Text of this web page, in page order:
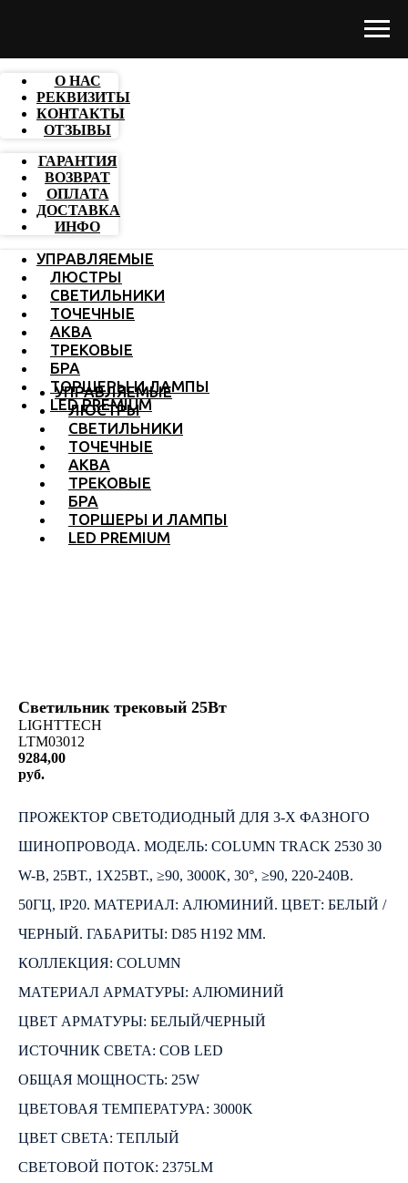
О НАС
РЕКВИЗИТЫ
КОНТАКТЫ
ОТЗЫВЫ
ГАРАНТИЯ
ВОЗВРАТ
ОПЛАТА
ДОСТАВКА
ИНФО
УПРАВЛЯЕМЫЕ
ЛЮСТРЫ
СВЕТИЛЬНИКИ
ТОЧЕЧНЫЕ
АКВА
ТРЕКОВЫЕ
БРА
ТОРШЕРЫ И ЛАМПЫ
LED PREMIUM
УПРАВЛЯЕМЫЕ
ЛЮСТРЫ
СВЕТИЛЬНИКИ
ТОЧЕЧНЫЕ
АКВА
ТРЕКОВЫЕ
БРА
ТОРШЕРЫ И ЛАМПЫ
LED PREMIUM
Светильник трековый 25Вт
LIGHTTECH
LTM03012
9284,00
руб.
ПРОЖЕКТОР СВЕТОДИОДНЫЙ ДЛЯ 3-Х ФАЗНОГО
ШИНОПРОВОДА. МОДЕЛЬ: COLUMN TRACK 2530 30
W-B, 25ВТ., 1Х25ВТ., ≥90, 3000K, 30°, ≥90, 220-240В.
50ГЦ, IP20. МАТЕРИАЛ: АЛЮМИНИЙ. ЦВЕТ: БЕЛЫЙ /
ЧЕРНЫЙ. ГАБАРИТЫ: D85 H192 ММ.
КОЛЛЕКЦИЯ: COLUMN
МАТЕРИАЛ АРМАТУРЫ: АЛЮМИНИЙ
ЦВЕТ АРМАТУРЫ: БЕЛЫЙ/ЧЕРНЫЙ
ИСТОЧНИК СВЕТА: COB LED
ОБЩАЯ МОЩНОСТЬ: 25W
ЦВЕТОВАЯ ТЕМПЕРАТУРА: 3000K
ЦВЕТ СВЕТА: ТЕПЛЫЙ
СВЕТОВОЙ ПОТОК: 2375LM